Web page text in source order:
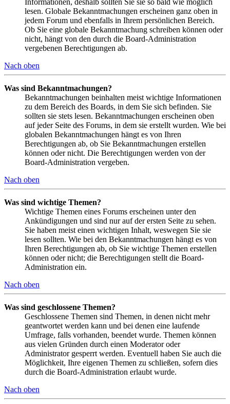
lesen. Globale Bekanntmachungen erscheinen ganz oben in
jedem Forum und ebenfalls in Ihrem persönlichen Bereich.
Ob Sie eine globale Bekanntmachung schreiben können oder
nicht, hängt von den durch die Board-Administration
vergebenen Berechtigungen ab.
Nach oben
Was sind Bekanntmachungen?
Bekanntmachungen beinhalten meist wichtige Informationen
zu dem Bereich des Boards, in dem Sie sich befinden. Sie
sollten sie stets lesen. Bekanntmachungen erscheinen oben
auf jeder Seite des Forums, in dem sie erstellt wurden. Wie bei
globalen Bekanntmachungen hängt es von Ihren
Berechtigungen ab, ob Sie Bekanntmachungen erstellen
können oder nicht. Die Berechtigungen werden von der
Board-Administration vergeben.
Nach oben
Was sind wichtige Themen?
Wichtige Themen eines Forums erscheinen unter den
Ankündigungen und sind nur auf der ersten Seite zu sehen.
Sie haben meist einen wichtigen Inhalt, weswegen Sie sie
lesen sollten. Wie bei den Bekanntmachungen hängt es von
Ihren Berechtigungen ab, ob Sie wichtige Themen erstellen
können oder nicht; die Berechtigungen stellt die Board-
Administration ein.
Nach oben
Was sind geschlossene Themen?
Geschlossene Themen sind Themen, in denen nicht mehr
geantwortet werden kann und bei denen eine laufende
Umfrage, falls vorhanden, beendet wurde. Themen können
aus vielen Gründen durch einen Moderator oder
Administrator gesperrt werden. Eventuell haben Sie auch die
Möglichkeit, Ihre eigenen Themen zu schließen, sofern dies
durch die Board-Administration erlaubt wurde.
Nach oben